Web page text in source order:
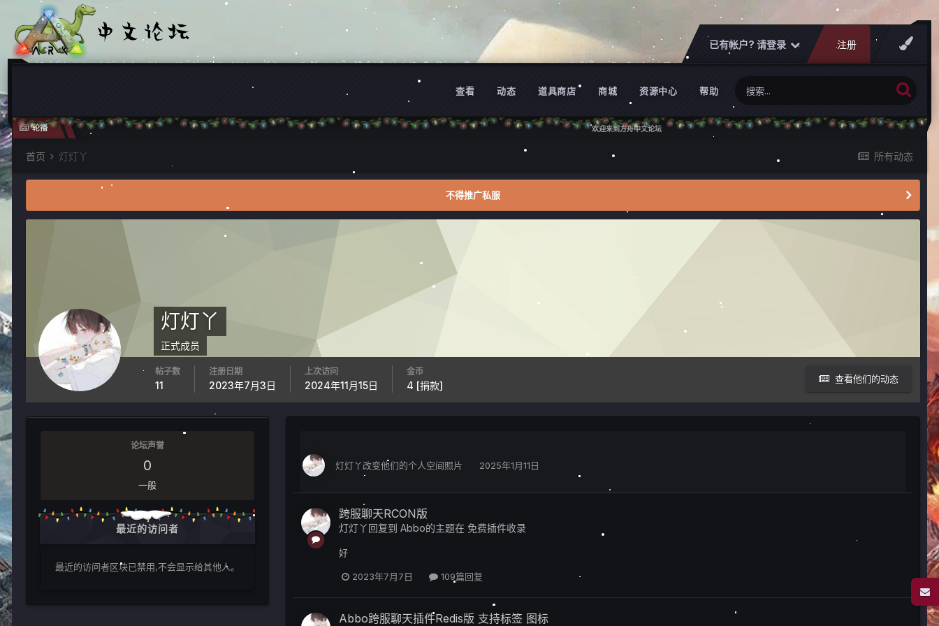
已有帐户? 请登录 注册
查看 动态 道具商店 商城 资源中心 帮助
轮播 欢迎来到方舟中文论坛
所有动态
首页 灯灯丫
不得推广私服
灯灯丫
正式成员
查看他们的动态
帖子数
11
注册日期
2023年7月3日
上次访问
2024年11月15日
金币
4 [捐款]
论坛声誉
0
一般
最近的访问者
最近的访问者区块已禁用,不会显示给其他人。
灯灯丫改变他们的个人空间照片 2025年1月11日
跨服聊天RCON版
灯灯丫回复到 Abbo的主题在 免费插件收录
好
2023年7月7日 109篇回复
Abbo跨服聊天插件Redis版 支持标签 图标